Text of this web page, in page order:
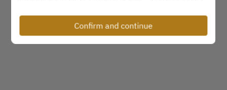
は全員分除外致します。
▶食材の入荷状況により、メニューが変更になる場
合がございます。
Confirm and continue